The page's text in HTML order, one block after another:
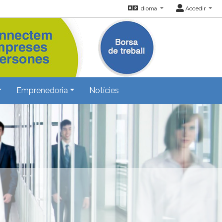
Idioma Accedir
Emprenedoria Notícies